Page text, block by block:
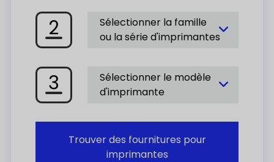
2
Sélectionner la famille
ou la série d'imprimantes
3
Sélectionner le modèle
d'imprimante
Trouver des fournitures pour
imprimantes